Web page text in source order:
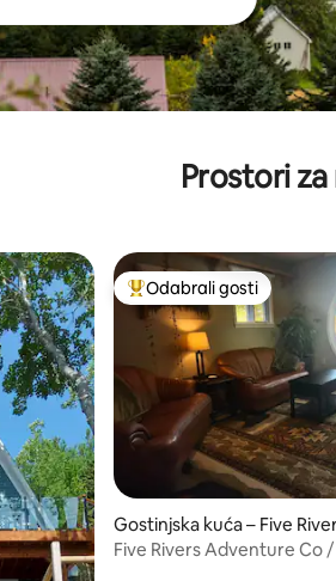
Prostori
„Odabrali gosti”
Među najviše
Odabrali gosti
Gostinjska kuća – Five
Five Rivers Adventure Co